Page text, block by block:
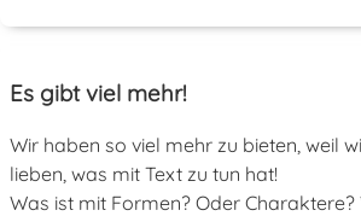
Es gibt viel mehr!
Wir haben so viel mehr zu bieten, weil
lieben, was mit Text zu tun hat!
Was ist mit Formen? Oder